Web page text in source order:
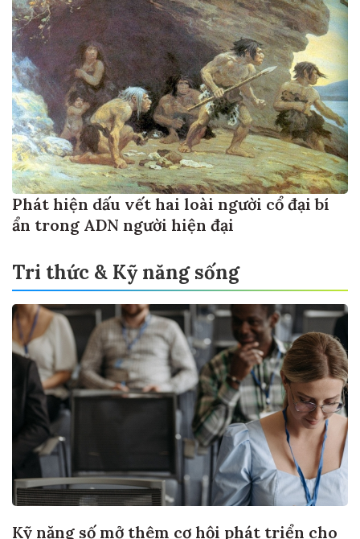
Phát hiện dấu vết hai loài người cổ đại bí
ẩn trong ADN người hiện đại
Tri thức & Kỹ năng sống
Kỹ năng số mở thêm cơ hội phát triển cho